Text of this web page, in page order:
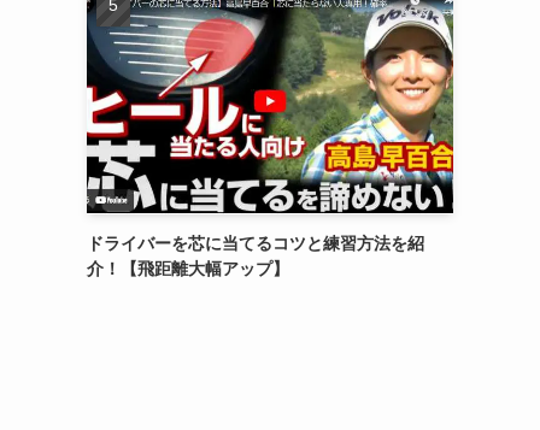
ドライバーを芯に当てるコツと練習方法を紹
介！【飛距離大幅アップ】